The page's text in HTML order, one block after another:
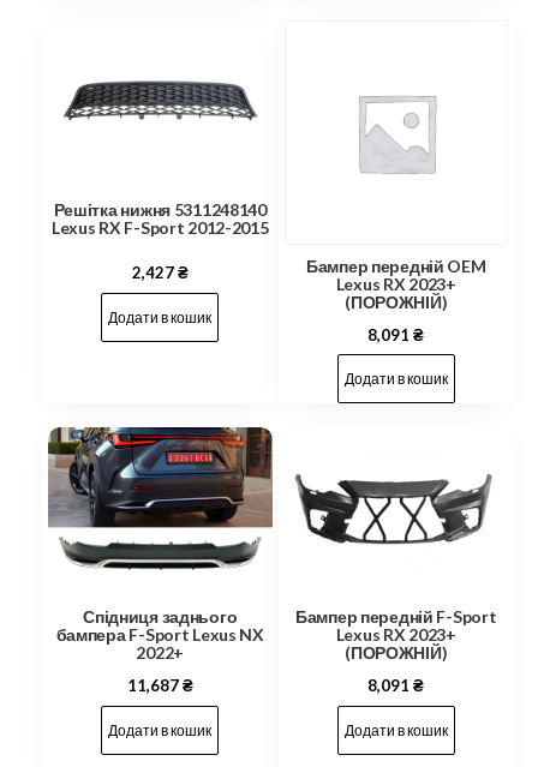
Решітка нижня 5311248140
Lexus RX F-Sport 2012-2015
2,427₴
Додати в кошик
Бампер передній OEM
Lexus RX 2023+
(ПОРОЖНІЙ)
8,091₴
Додати в кошик
Спідниця заднього
бампера F-Sport Lexus NX
2022+
11,687₴
Додати в кошик
Бампер передній F-Sport
Lexus RX 2023+
(ПОРОЖНІЙ)
8,091₴
Додати в кошик